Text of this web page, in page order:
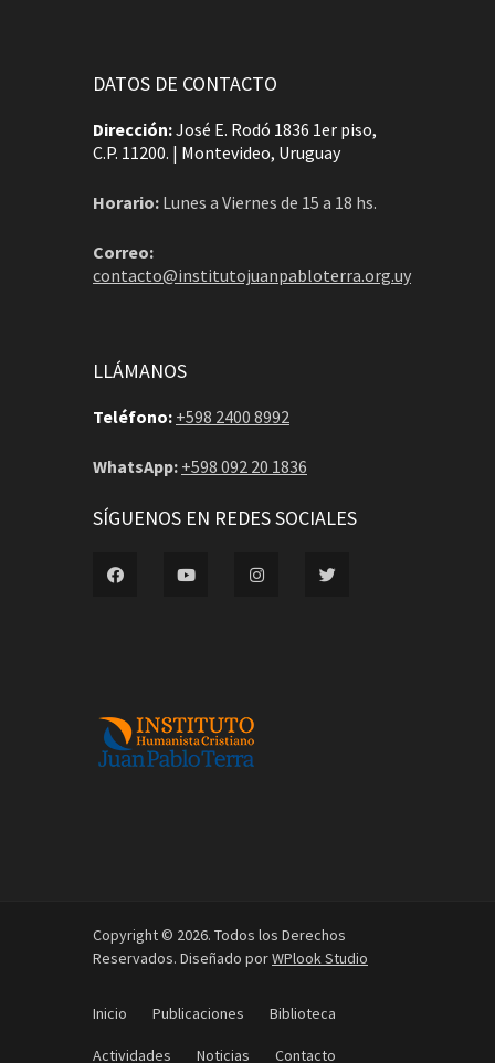
DATOS DE CONTACTO
Dirección:José E. Rodó 1836 1er piso,
C.P. 11200. | Montevideo, Uruguay
Horario: Lunes a Viernes de 15 a 18 hs.
Correo:
contacto@institutojuanpabloterra.org.uy
LLÁMANOS
Teléfono: +598 2400 8992
WhatsApp: +598 092 20 1836
SÍGUENOS EN REDES SOCIALES
Copyright © 2026. Todos los Derechos
Reservados. Diseñado porWPlook Studio
Inicio Publicaciones Biblioteca
Actividades Noticias Contacto